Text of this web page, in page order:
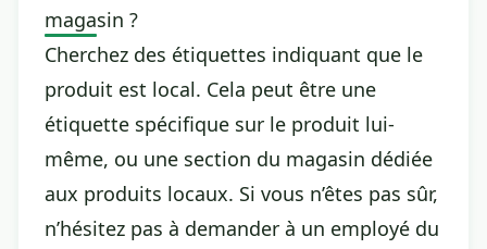
magasin ?
Cherchez des étiquettes indiquant que le
produit est local. Cela peut être une
étiquette spécifique sur le produit lui-
même, ou une section du magasin dédiée
aux produits locaux. Si vous n’êtes pas sûr,
n’hésitez pas à demander à un employé du